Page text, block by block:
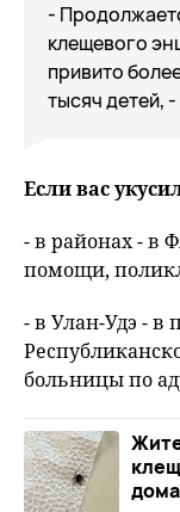
-
клещевого
привито
тысяч детей,
Если вас
- в районах - в
помощи,
- в Улан-Удэ - в
больницы по
дома